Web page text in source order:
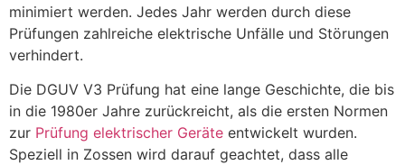
minimiert werden. Jedes Jahr werden durch diese
Prüfungen zahlreiche elektrische Unfälle und Störungen
verhindert.
Die DGUV V3 Prüfung hat eine lange Geschichte, die bis
in die 1980er Jahre zurückreicht, als die ersten Normen
zur Prüfung elektrischer Geräte entwickelt wurden.
Speziell in Zossen wird darauf geachtet, dass alle